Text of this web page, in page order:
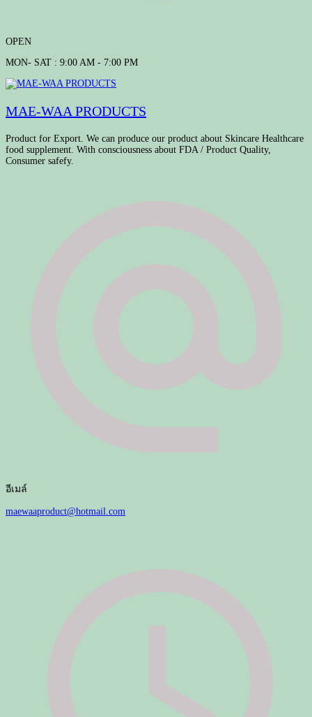
OPEN
MON- SAT : 9:00 AM - 7:00 PM
MAE-WAA PRODUCTS
Product for Export. We can produce our product about Skincare Healthcare
food supplement. With consciousness about FDA / Product Quality,
Consumer safefy.
อีเมล์
maewaaproduct@hotmail.com